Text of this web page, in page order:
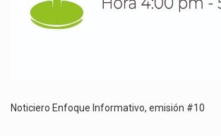
Noticiero Enfoque Informativo, emisión #10